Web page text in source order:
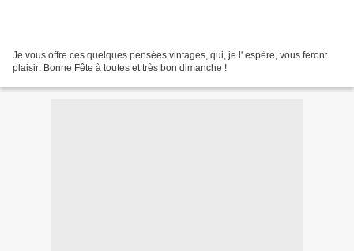
Je vous offre ces quelques pensées vintages, qui, je l' espère, vous feront
plaisir: Bonne Fête à toutes et très bon dimanche !